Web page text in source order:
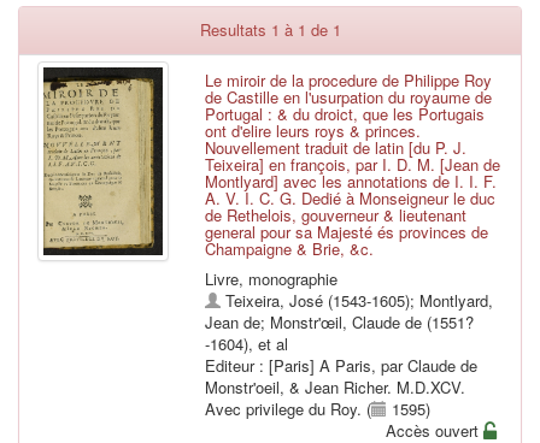
Resultats 1 à 1 de 1
Le miroir de la procedure de Philippe Roy
de Castille en l'usurpation du royaume de
Portugal : & du droict, que les Portugais
ont d'elire leurs roys & princes.
Nouvellement traduit de latin [du P. J.
Teixeira] en françois, par I. D. M. [Jean de
Montlyard] avec les annotations de I. I. F.
A. V. I. C. G. Dedié à Monseigneur le duc
de Rethelois, gouverneur & lieutenant
general pour sa Majesté és provinces de
Champaigne & Brie, &c.
Livre, monographie
Teixeira, José (1543-1605); Montlyard,
Jean de; Monstr'œil, Claude de (1551?
-1604), et al
Editeur : [Paris] A Paris, par Claude de
Monstr'oeil, & Jean Richer. M.D.XCV.
Avec privilege du Roy. (
1595)
Accès ouvert